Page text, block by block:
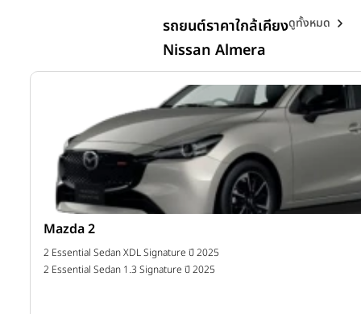
รถยนต์ราคาใกล้เคียง
Nissan Almera
ดูทั้งหมด
Mazda 2
2 Essential Sedan XDL Signature ปี 2025
2 Essential Sedan 1.3 Signature ปี 2025